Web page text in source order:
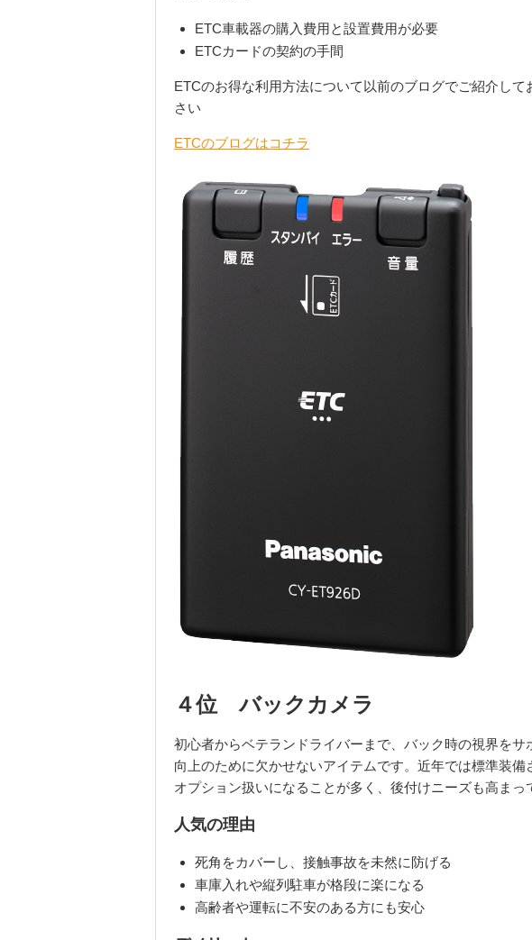
ETC車載器の購入費用と設置費用が必要
ETCカードの契約の手間
ETCのお得な利用方法について以前のブログでご紹介し
さい
ETCのブログはコチラ
４位 バックカメラ
初心者からベテランドライバーまで、バック時の視界を
向上のために欠かせないアイテムです。近年では標準装
オプション扱いになることが多く、後付けニーズも高まっ
人気の理由
死角をカバーし、接触事故を未然に防げる
車庫入れや縦列駐車が格段に楽になる
高齢者や運転に不安のある方にも安心